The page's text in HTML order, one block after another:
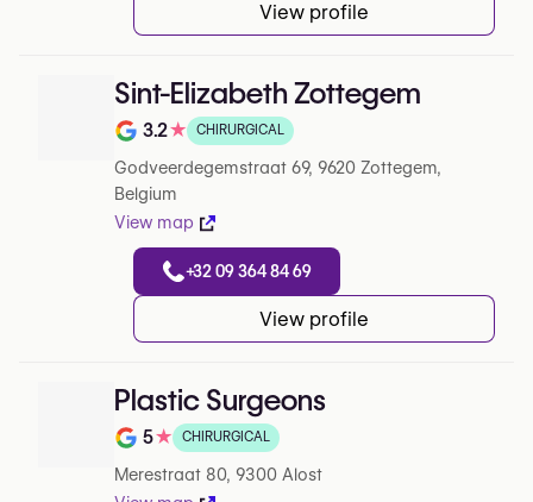
View profile
Sint-Elizabeth Zottegem
Note de 3.2 sur 5 sur Google
3.2★ CHIRURGICAL
Godveerdegemstraat 69, 9620 Zottegem,
Belgium
View map
+32 09 364 84 69
View profile
Plastic Surgeons
Note de 5 sur 5 sur Google
5★ CHIRURGICAL
Merestraat 80, 9300 Alost